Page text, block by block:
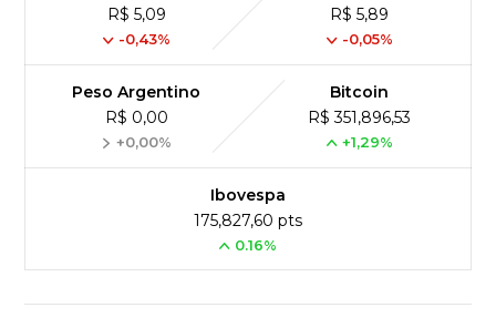
R$ 5,09
-0,43%
R$ 5,89
-0,05%
Peso Argentino
R$ 0,00
+0,00%
Bitcoin
R$ 351,896,53
+1,29%
Ibovespa
175,827,60 pts
0.16%